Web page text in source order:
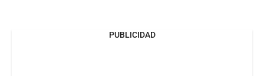
PUBLICIDAD